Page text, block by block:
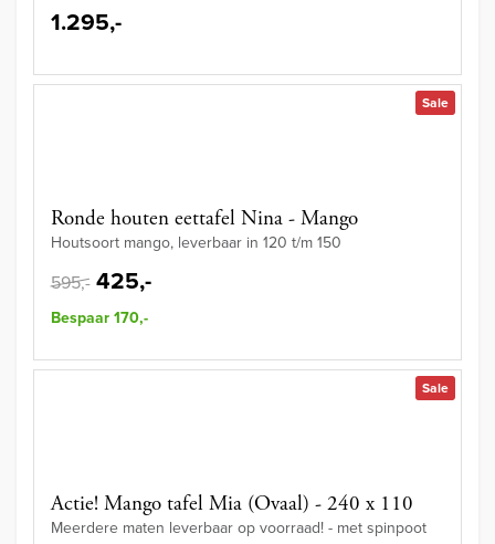
1.295,-
Sale
Ronde houten eettafel Nina - Mango
Houtsoort mango, leverbaar in 120 t/m 150
595,- 425,-
Bespaar 170,-
Sale
Actie! Mango tafel Mia (Ovaal) - 240 x 110
Meerdere maten leverbaar op voorraad! - met spinpoot